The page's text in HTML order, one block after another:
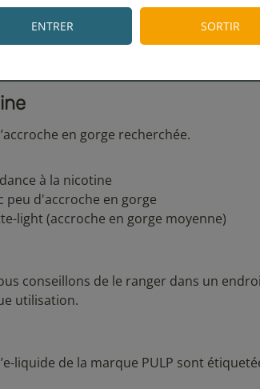
ENTRER SORTIR
en gorge recherchée.
à la nicotine
peu d'accroche en gorge
light (accroche en gorge moyenne)
conseillons de le ranger dans un
utilisation.
liquide de la marque PULP sont